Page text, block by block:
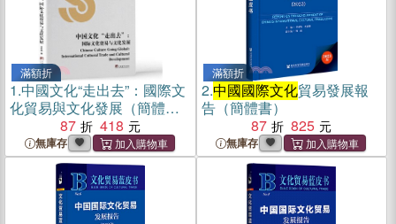
滿額折
1.中國文化“走出去”：國際文
化貿易與文化發展（簡體
87 418
無庫存
滿額折
2.中國國際文化貿易發展報
告（簡體書）
87
825
無庫存